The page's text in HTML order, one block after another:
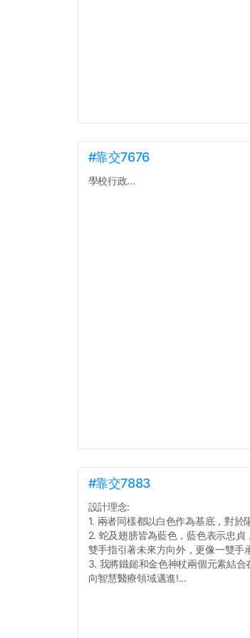
#靠交7676
學校行政...
#靠交7883
設計理念:
1. 兩者同樣都以白色作為基底，對於
2. 蛇及翅膀皆為藍色，藍色表示忠
雙手指引著未來方向外，更像一雙手
3. 我將鐵鎚和金色神杖兩個元素結
向智慧醫療領域邁進!...